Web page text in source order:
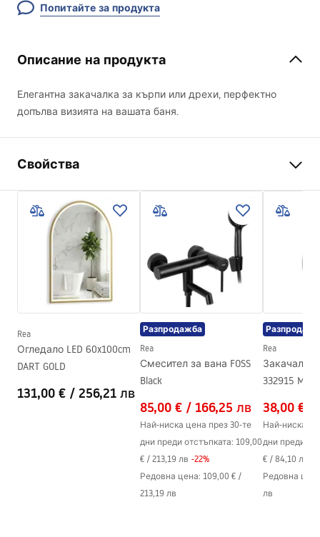
Попитайте за продукта
Описание на продукта
Елегантна закачалка за кърпи или дрехи, перфектно
допълва визията на вашата баня.
Свойства
Материал
Начин на монтаж
Завинтващ се
Ширина
620mm
Височина
mm
Дълбочина
60mm
Серия
Til
Гаранция
24 месеца
Rea
Огледало LED 60x100cm
DART GOLD
131,00 € / 256,21 лв
Разпродажба
Rea
Смесител за вана FOSS
Black
85,00 € / 166,25 лв
Най-ниска цена през 30-те
дни преди отстъпката: 109,00
€ / 213,19 лв -22%
Редовна цена: 109,00 € /
213,19 лв
Rea
Закачалка
332915
38,00 €
Най-ниска
дни преди
€ / 84,10 лв
Редовна
лв